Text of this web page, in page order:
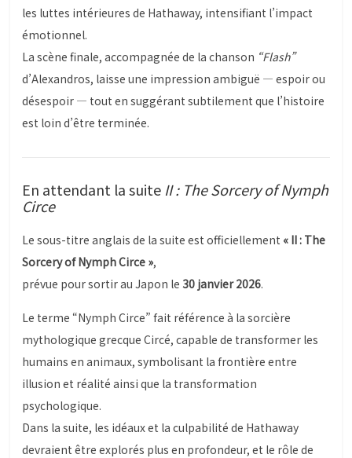
les luttes intérieures de Hathaway, intensifiant l’impact
émotionnel.
La scène finale, accompagnée de la chanson “Flash”
d’Alexandros, laisse une impression ambiguë — espoir ou
désespoir — tout en suggérant subtilement que l’histoire
est loin d’être terminée.
En attendant la suite II : The Sorcery of Nymph
Circe
Le sous-titre anglais de la suite est officiellement « II : The
Sorcery of Nymph Circe »,
prévue pour sortir au Japon le30 janvier 2026.
Le terme “Nymph Circe” fait référence à la sorcière
mythologique grecque Circé, capable de transformer les
humains en animaux, symbolisant la frontière entre
illusion et réalité ainsi que la transformation
psychologique.
Dans la suite, les idéaux et la culpabilité de Hathaway
devraient être explorés plus en profondeur, et le rôle de